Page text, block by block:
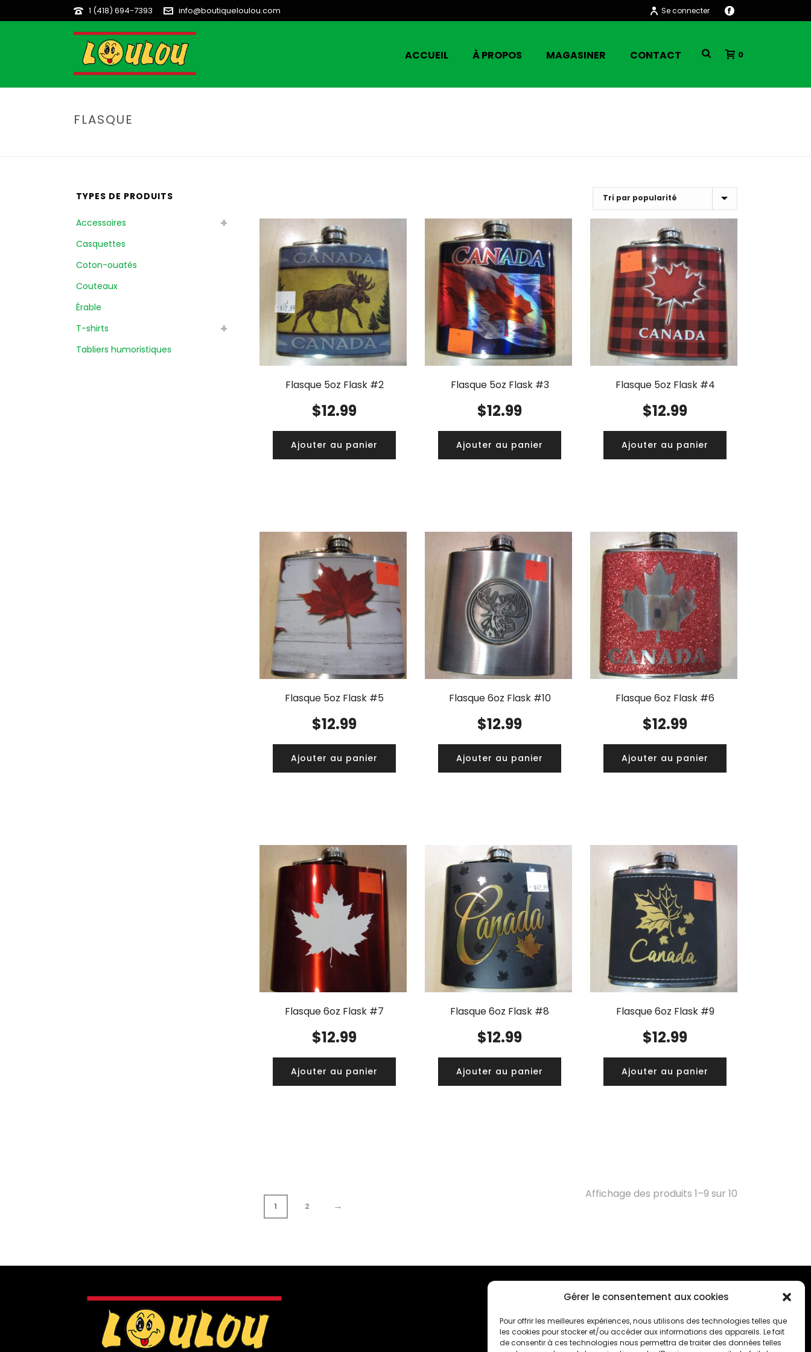
Gérer le consentement aux cookies
Pour offrir les meilleures expériences, nous utilisons des technologies telles que
les cookies pour stocker et/ou accéder aux informations des appareils. Le fait
de consentir à ces technologies nous permettra de traiter des données telles
1 (418) 694-7393 info@boutiqueloulou.com Se connecter
ACCUEIL À PROPOS MAGASINER CONTACT 0
FLASQUE
Flasque 5oz Flask #2
$12.99
Ajouter au panier
Flasque 5oz Flask #3
$12.99
Ajouter au panier
Flasque 5oz Flask #4
$12.99
Ajouter au panier
Flasque 5oz Flask #5
$12.99
Ajouter au panier
Flasque 6oz Flask #10
$12.99
Ajouter au panier
Flasque 6oz Flask #6
$12.99
Ajouter au panier
Flasque 6oz Flask #7
$12.99
Ajouter au panier
Flasque 6oz Flask #8
$12.99
Ajouter au panier
Flasque 6oz Flask #9
$12.99
Ajouter au panier
1 2 →
Affichage des produits 1–9 sur 10
TYPES DE PRODUITS
Accessoires
Casquettes
Coton-ouatés
Couteaux
Érable
T-shirts
Tabliers humoristiques
CONTACTEZ-NOUS
50, Côte de la Montagne, Québec
(Québec) G1K 4E2